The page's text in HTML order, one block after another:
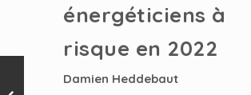
énergéticiens à
risque en 2022
Damien Heddebaut